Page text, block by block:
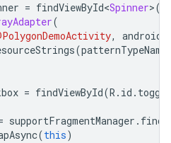
= findViewById<Spinner>(
(
, android
(
= findViewById(R . id .
supportFragmentManager .
(this)